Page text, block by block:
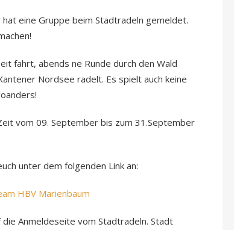
eine Gruppe beim Stadtradeln gemeldet.
fahrt, abends ne Runde durch den Wald
Nordsee radelt. Es spielt auch keine
vom 09. September bis zum 31.September
unter dem folgenden Link an:
Marienbaum
die Anmeldeseite vom Stadtradeln. Stadt